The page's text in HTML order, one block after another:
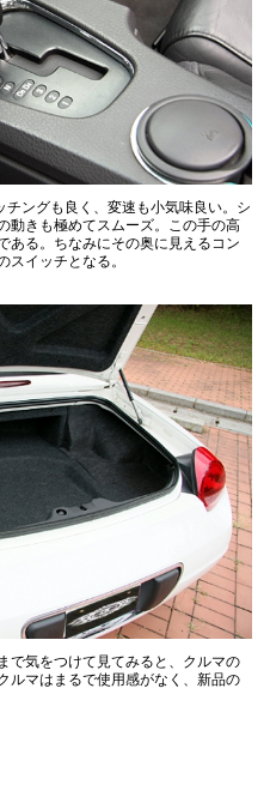
ングも良く、変速も小気味良い。シ
動きも極めてスムーズ。この手の高
ある。ちなみにその奥に見えるコン
イッチとなる。
で気をつけて見てみると、クルマの
ルマはまるで使用感がなく、新品の